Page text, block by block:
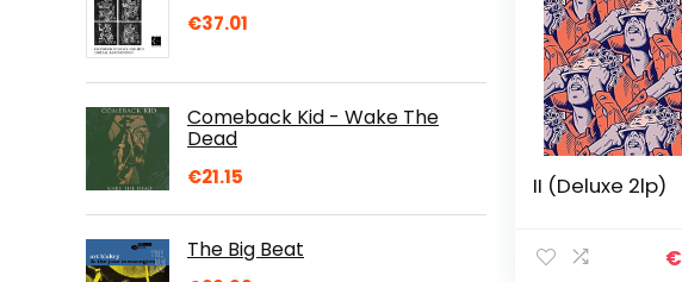
€37.01
Comeback Kid - Wake The
Dead
€21.15
The Big Beat
II (Deluxe 2lp)
€